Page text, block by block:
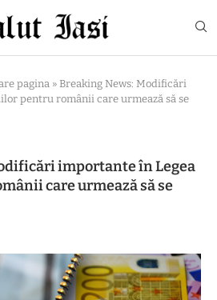
pagina » Breaking News: Modificări
pentru românii care urmează să se
importante în Legea
care urmează să se